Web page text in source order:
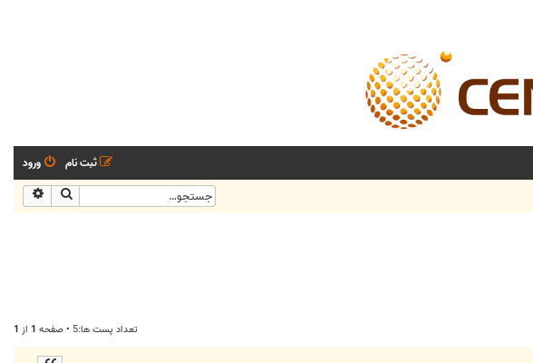
ورود
ثبت نام
جستجو
تعداد پست ها:5 • صفحه 1 از 1